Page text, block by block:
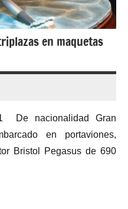
en maquetas
De nacionalidad Gran
en portaviones,
Bristol Pegasus de 690